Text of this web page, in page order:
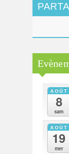
AOÛT
8
sam
AOÛT
19
mer